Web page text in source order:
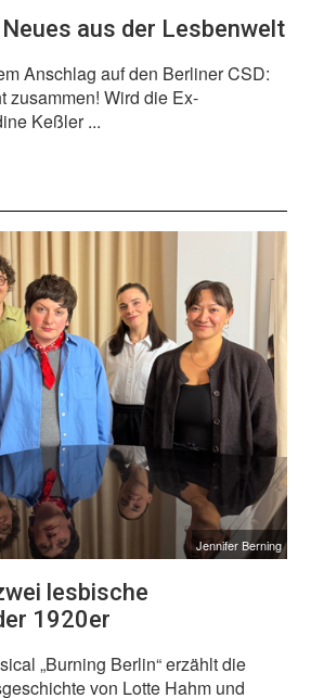
aus der Lesbenwelt
Anschlag auf den Berliner CSD:
zusammen! Wird die Ex-
Keßler ...
Jennifer Berning
lesbische
1920er
„Burning Berlin“ erzählt die
von Lotte Hahm und